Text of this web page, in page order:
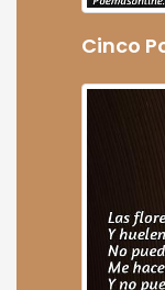
Cinco